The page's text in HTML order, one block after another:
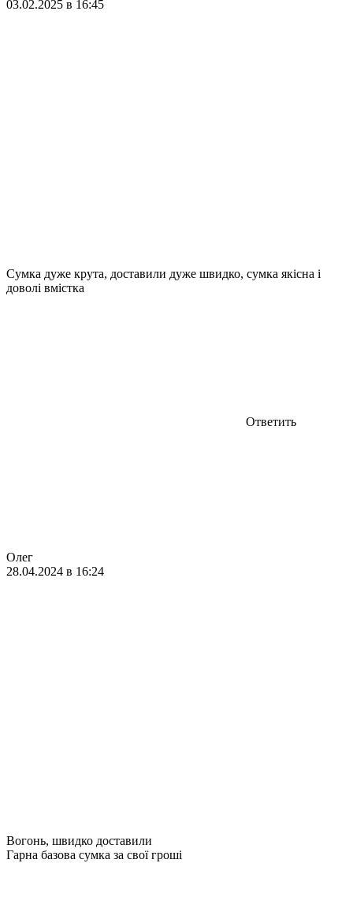
03.02.2025 в 16:45
Сумка дуже крута, доставили дуже швидко, сумка якісна і
доволі вмістка
Ответить
Олег
28.04.2024 в 16:24
Вогонь, швидко доставили
Гарна базова сумка за свої гроші